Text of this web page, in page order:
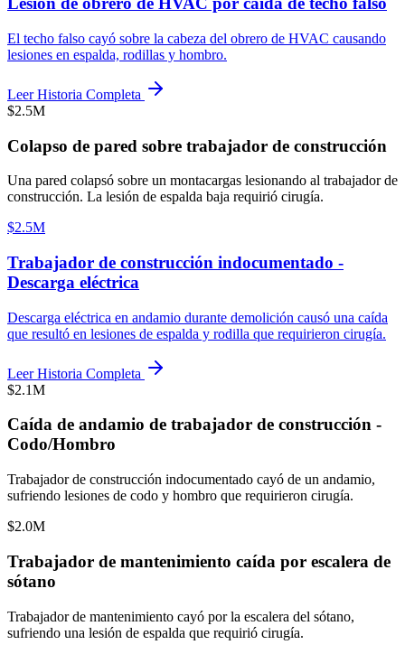
El techo falso cayó sobre la cabeza del obrero de HVAC causando
lesiones en espalda, rodillas y hombro.
Leer Historia Completa
$2.5M
Colapso de pared sobre trabajador de construcción
Una pared colapsó sobre un montacargas lesionando al trabajador de
construcción. La lesión de espalda baja requirió cirugía.
$2.5M
Trabajador de construcción indocumentado -
Descarga eléctrica
Descarga eléctrica en andamio durante demolición causó una caída
que resultó en lesiones de espalda y rodilla que requirieron cirugía.
Leer Historia Completa
$2.1M
Caída de andamio de trabajador de construcción -
Codo/Hombro
Trabajador de construcción indocumentado cayó de un andamio,
sufriendo lesiones de codo y hombro que requirieron cirugía.
$2.0M
Trabajador de mantenimiento caída por escalera de
sótano
Trabajador de mantenimiento cayó por la escalera del sótano,
sufriendo una lesión de espalda que requirió cirugía.